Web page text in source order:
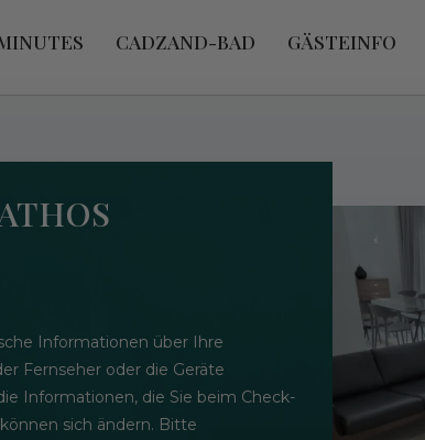
CADZAND-BAD GÄSTEINFO
Informationen über Ihre
Fernseher oder die Geräte
Informationen, die Sie beim Check-
sich ändern. Bitte